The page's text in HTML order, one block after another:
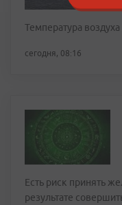
Температура
сегодня, 08:16
Есть риск принять
результате